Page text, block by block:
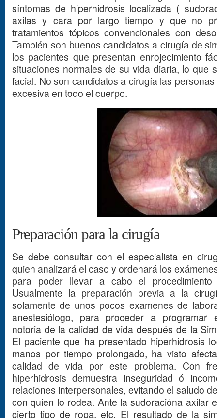
síntomas de hiperhidrosis localizada (
axilas y cara por largo tiempo y que no
tratamientos tópicos convencionales con
También son buenos candidatos a cirugía de
los pacientes que presentan enrojecimiento
situaciones normales de su vida diaria, lo que
facial. No son candidatos a cirugía las
excesiva en todo el cuerpo.
Preparación para la cirugía
Se debe consultar con el especialista en
quien analizará el caso y ordenará los
para poder llevar a cabo el procedimiento
Usualmente la preparación previa a la
solamente de unos pocos examenes de
anestesiólogo, para proceder a programar
notoria de la calidad de vida después de la
El paciente que ha presentado hiperhidrosis
manos por tiempo prolongado, ha visto
calidad de vida por este problema. Con
hiperhidrosis demuestra inseguridad ó
relaciones interpersonales, evitando el saludo
con quien lo rodea. Ante la sudoracióna axilar
cierto tipo de ropa, etc. El resultado de la